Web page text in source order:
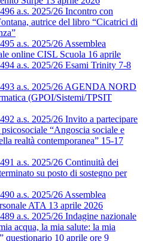
a.s. 2025/26 Incontro con
autrice del libro “Cicatrici di
a.s. 2025/26 Assemblea
online CISL Scuola 16 aprile
a.s. 2025/26 Esami Trinity 7-8
a.s. 2025/26 AGENDA NORD
(GPOI/Sistemi/TPSIT
a.s. 2025/26 Invito a partecipare
“Angoscia sociale e
realtà contemporanea” 15-17
a.s. 2025/26 Continuità dei
su posto di sostegno per
a.s. 2025/26 Assemblea
ATA 13 aprile 2026
a.s. 2025/26 Indagine nazionale
acqua, la mia salute: la mia
questionario 10 aprile ore 9